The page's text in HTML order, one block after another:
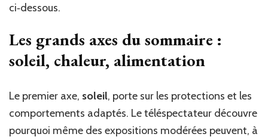
ci‑dessous.
Les grands axes du sommaire :
soleil, chaleur, alimentation
Le premier axe, soleil, porte sur les protections et les
comportements adaptés. Le téléspectateur découvre
pourquoi même des expositions modérées peuvent, à